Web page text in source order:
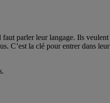
faut parler leur langage. Ils veulent
C’est la clé pour entrer dans leur